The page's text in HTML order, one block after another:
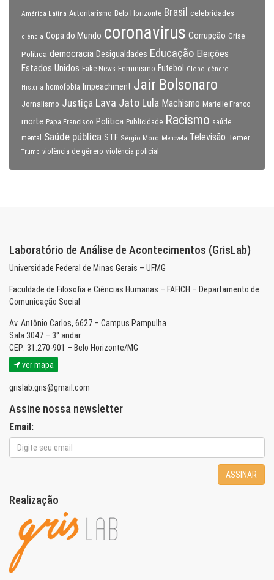
América Latina Autoritarismo Belo Horizonte Brasil celebridades
ciência Copa do Mundo coronavirus Corrupção Crise
Política democracia Desigualdades Educação Eleições
Estados Unidos Fake News Feminismo Futebol Globo gênero
História homofobia Impeachment Jair Bolsonaro
Jornalismo Justiça Lava Jato Lula Machismo Marielle Franco
morte Papa Francisco Política Publicidade Racismo saúde
mental
Saúde pública STF Sérgio Moro telenovela Televisão Temer
Trump violência de gênero violência policial
Laboratório de Análise de Acontecimentos (GrisLab)
Universidade Federal de Minas Gerais – UFMG
Faculdade de Filosofia e Ciências Humanas – FAFICH – Departamento de
Comunicação Social
Av. Antônio Carlos, 6627 – Campus Pampulha
Sala 3047 – 3° andar
CEP: 31.270-901 – Belo Horizonte/MG
ver mapa
grislab.gris@gmail.com
Assine nossa newsletter
Email:
ASSINAR
Realização